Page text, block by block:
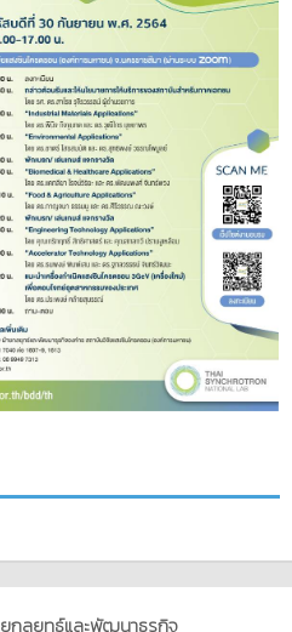
กลยุทธ์และพัฒนาธุรกิจ